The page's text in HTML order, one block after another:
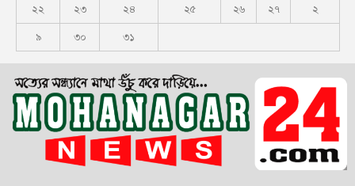
২২ ২৩ ২৪ ২৫ ২৬ ২৭ ২
৯ ৩০ ৩১